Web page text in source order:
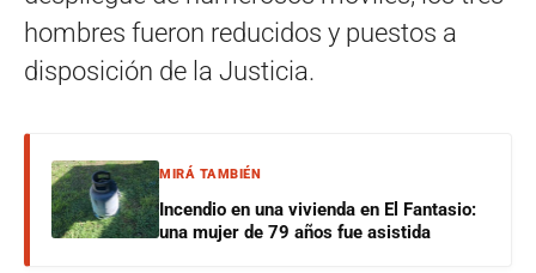
hombres fueron reducidos y puestos a
disposición de la Justicia.
MIRÁ TAMBIÉN
Incendio en una vivienda en El Fantasio:
una mujer de 79 años fue asistida